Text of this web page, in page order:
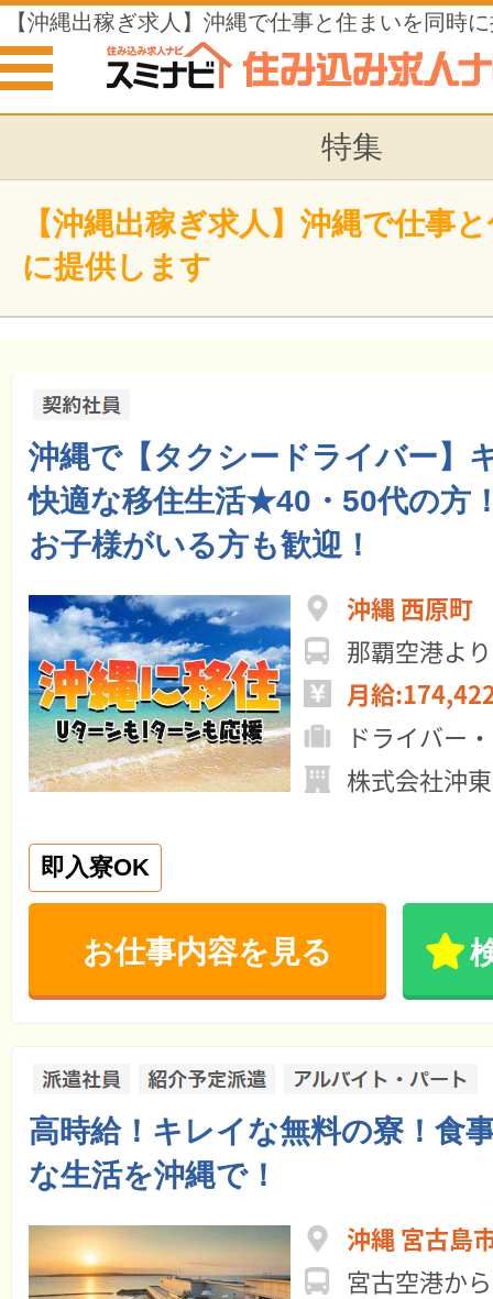
【沖縄出稼ぎ求人】沖縄で仕事と住まいを同時
特集
【沖縄出稼ぎ求人】沖縄で仕事
に提供します
沖縄で【タクシードライバー】
快適な移住生活★40・50代の方
お子様がいる方も歓迎！
沖縄 ⻄原町
那覇空港よ
月給
ドライバー
株式会社沖
即入寮OK
お仕事内容を見る
高時給！キレイな無料の寮！食
な生活を沖縄で！
沖縄 宮古島
宮古空港か